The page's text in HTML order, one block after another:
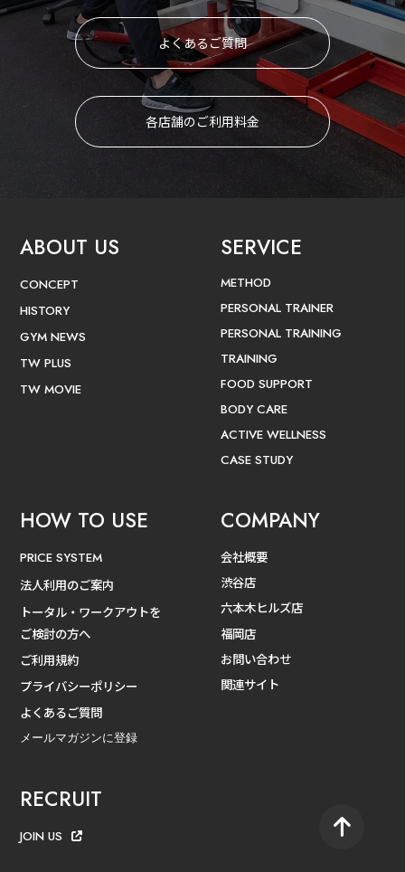
よくあるご質問
各店舗のご利用料金
ABOUT US
CONCEPT
HISTORY
GYM NEWS
TW PLUS
TW MOVIE
SERVICE
METHOD
PERSONAL TRAINER
PERSONAL TRAINING
TRAINING
FOOD SUPPORT
BODY CARE
ACTIVE WELLNESS
CASE STUDY
HOW TO USE
PRICE SYSTEM
法人利用のご案内
トータル・ワークアウトを
ご検討の方へ
ご利用規約
プライバシーポリシー
よくあるご質問
メールマガジンに登録
COMPANY
会社概要
渋谷店
六本木ヒルズ店
福岡店
お問い合わせ
関連サイト
RECRUIT
JOIN US